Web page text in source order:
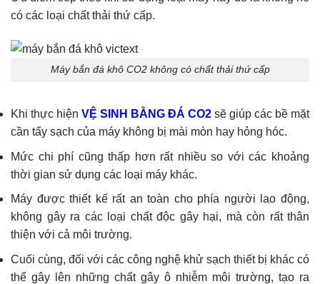
có các loại chất thải thứ cấp.
Máy bắn đá khô CO2 không có chất thải thứ cấp
Khi thực hiện VỆ SINH BẰNG ĐÁ CO2 sẽ giúp các bề mặt
cần tẩy sạch của máy không bị mài mòn hay hỏng hóc.
Mức chi phí cũng thấp hơn rất nhiều so với các khoảng
thời gian sử dụng các loại máy khác.
Máy được thiết kế rất an toàn cho phía người lao động,
không gây ra các loại chất độc gây hại, mà còn rất thân
thiện với cả môi trường.
Cuối cùng, đối với các công nghệ khử sạch thiết bị khác có
thể gây lên những chất gây ô nhiễm môi trường, tạo ra